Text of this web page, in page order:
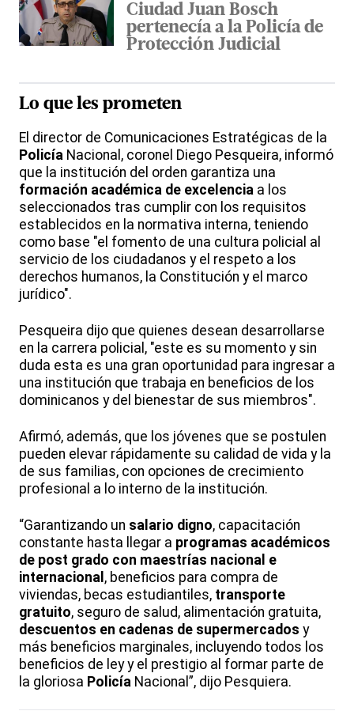
Ciudad Juan Bosch
pertenecía a la Policía de
Protección Judicial
Lo que les prometen
El director de Comunicaciones Estratégicas de la
Policía Nacional, coronel Diego Pesqueira, informó
que la institución del orden garantiza una
formación académica de excelencia a los
seleccionados tras cumplir con los requisitos
establecidos en la normativa interna, teniendo
como base "el fomento de una cultura policial al
servicio de los ciudadanos y el respeto a los
derechos humanos, la Constitución y el marco
jurídico".
Pesqueira dijo que quienes desean desarrollarse
en la carrera policial, "este es su momento y sin
duda esta es una gran oportunidad para ingresar a
una institución que trabaja en beneficios de los
dominicanos y del bienestar de sus miembros".
Afirmó, además, que los jóvenes que se postulen
pueden elevar rápidamente su calidad de vida y la
de sus familias, con opciones de crecimiento
profesional a lo interno de la institución.
“Garantizando un salario digno, capacitación
constante hasta llegar a programas académicos
de post grado con maestrías nacional e
internacional , beneficios para compra de
viviendas, becas estudiantiles, transporte
gratuito, seguro de salud, alimentación gratuita,
descuentos en cadenas de supermercados y
más beneficios marginales, incluyendo todos los
beneficios de ley y el prestigio al formar parte de
la gloriosa Policía Nacional”, dijo Pesquiera.